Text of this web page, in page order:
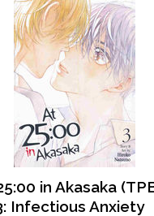
in Akasaka
Infectious Anxiety